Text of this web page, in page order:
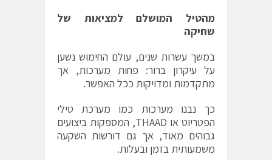
מהטיל המושלם למציאות של
שחיקה
במשך עשרות שנים, עולם החימוש נשען
על עיקרון ברור: פחות מערכות, אך
מתקדמות ומדויקות ככל האפשר.
כך נבנו מערכות כמו מערכת טילי
הפטריוט או THAAD, המספקות ביצועים
גבוהים מאוד, אך גם דורשות השקעה
משמעותית בזמן ובעלות.